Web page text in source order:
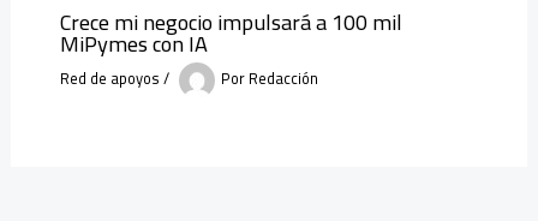
Crece mi negocio impulsará a 100 mil
MiPymes con IA
Red de apoyos/ PorRedacción